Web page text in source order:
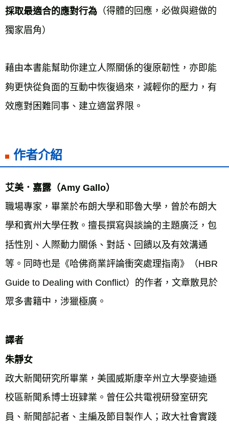
採取最適合的應對行為 （得體的回應，必做與避做的
獨家眉角）
藉由本書能幫助你建立人際關係的復原韌性，亦即能
夠更快從負面的互動中恢復過來，減輕你的壓力，有
效應對困難同事、建立適當界限。
作者介紹
艾美．嘉露（Amy Gallo）
職場專家，畢業於布朗大學和耶魯大學，曾於布朗大
學和賓州大學任教。擅長撰寫與談論的主題廣泛，包
括性別、人際動力關係、對話、回饋以及有效溝通
等。同時也是《哈佛商業評論衝突處理指南》（HBR
Guide to Dealing with Conflict）的作者，文章散見於
眾多書籍中，涉獵極廣。
譯者
朱靜女
政大新聞研究所畢業，美國威斯康辛州立大學麥迪遜
校區新聞系博士班肄業。曾任公共電視研發室研究
員、新聞部記者、主編及節目製作人；政大社會實踐